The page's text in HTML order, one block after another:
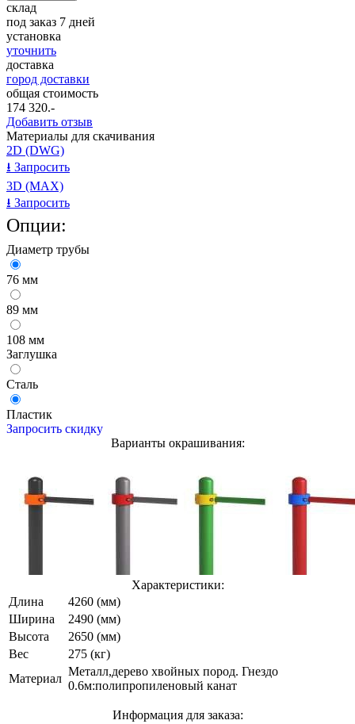
склад
под заказ 7 дней
установка
уточнить
доставка
город доставки
общая стоимость
174 320.-
Добавить отзыв
Материалы для скачивания
2D (DWG)
⭳ Запросить
3D (MAX)
⭳ Запросить
Опции:
Диаметр трубы
76 мм
89 мм
108 мм
Заглушка
Сталь
Пластик
Запросить скидку
Варианты окрашивания:
Характеристики:
Длина
4260 (мм)
Ширина
2490 (мм)
Высота
2650 (мм)
Вес
275 (кг)
Материал
Металл,дерево хвойных пород. Гнездо
0.6м:полипропиленовый канат
Информация для заказа: